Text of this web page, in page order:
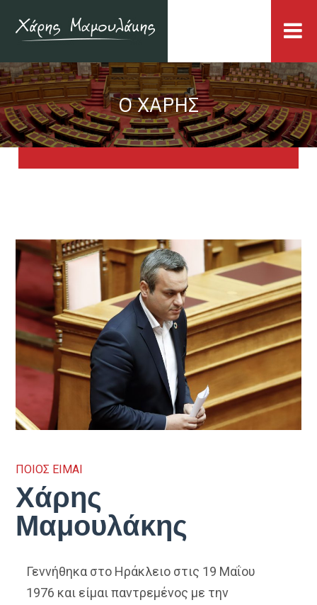
Ο ΧΑΡΗΣ
ΠΟΙΟΣ ΕΙΜΑΙ
Χάρης
Μαμουλάκης
Γεννήθηκα στο Ηράκλειο στις 19 Μαΐου
1976 και είμαι παντρεμένος με την